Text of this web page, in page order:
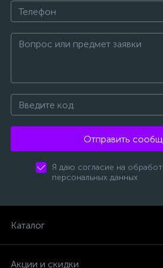
Отправить
Я даю согласие на
персональных данных
Каталог
Акции и скидки